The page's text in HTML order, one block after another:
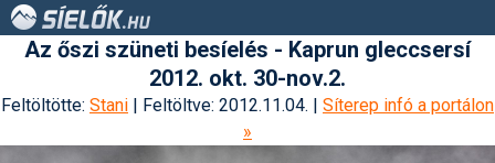
Az őszi szüneti besíelés - Kaprun gleccsersí
2012. okt. 30-nov.2.
Feltöltötte: Stani | Feltöltve: 2012.11.04. | Síterep infó a portálon
»